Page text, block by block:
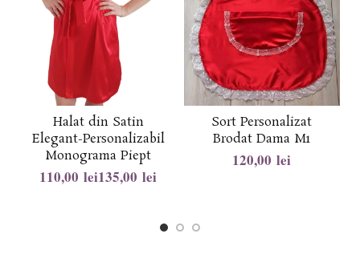
Halat din Satin
Elegant-Personalizabil
Monograma Piept
lei lei
Sort Personalizat
Brodat Dama M1
lei